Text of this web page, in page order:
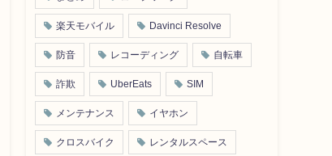
楽天モバイル Davinci Resolve
防音 レコーディング 自転車
詐欺 UberEats SIM
メンテナンス イヤホン
クロスバイク レンタルスペース